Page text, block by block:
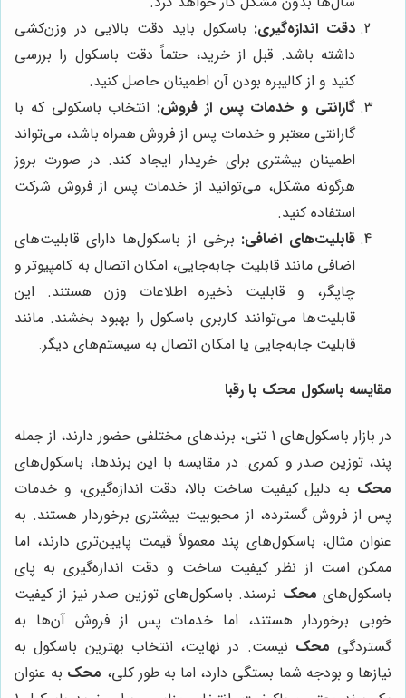
دقت اندازه‌گیری: باسکول باید دقت بالایی در وزن‌کشی
داشته باشد. قبل از خرید، حتماً دقت باسکول را بررسی
کنید و از کالیبره بودن آن اطمینان حاصل کنید.
گارانتی و خدمات پس از فروش: انتخاب باسکولی که با
گارانتی معتبر و خدمات پس از فروش همراه باشد، می‌تواند
اطمینان بیشتری برای خریدار ایجاد کند. در صورت بروز
هرگونه مشکل، می‌توانید از خدمات پس از فروش شرکت
استفاده کنید.
قابلیت‌های اضافی: برخی از باسکول‌ها دارای قابلیت‌های
اضافی مانند قابلیت جابه‌جایی، امکان اتصال به کامپیوتر و
چاپگر، و قابلیت ذخیره اطلاعات وزن هستند. این
قابلیت‌ها می‌توانند کاربری باسکول را بهبود بخشند. مانند
قابلیت جابه‌جایی یا امکان اتصال به سیستم‌های دیگر.
مقایسه باسکول محک با رقبا
در بازار باسکول‌های 1 تنی، برندهای مختلفی حضور دارند، از جمله
پند، توزین صدر و کمری. در مقایسه با این برندها، باسکول‌های
محک به دلیل کیفیت ساخت بالا، دقت اندازه‌گیری، و خدمات
پس از فروش گسترده، از محبوبیت بیشتری برخوردار هستند. به
عنوان مثال، باسکول‌های پند معمولاً قیمت پایین‌تری دارند، اما
ممکن است از نظر کیفیت ساخت و دقت اندازه‌گیری به پای
باسکول‌های محک نرسند. باسکول‌های توزین صدر نیز از کیفیت
خوبی برخوردار هستند، اما خدمات پس از فروش آن‌ها به
گستردگی محک نیست. در نهایت، انتخاب بهترین باسکول به
نیازها و بودجه شما بستگی دارد، اما به طور کلی، محک به عنوان